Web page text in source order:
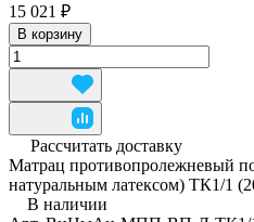
15 021 ₽
В корзину
Рассчитать доставку
Матрац противопролежневый
натуральным латексом) ТК1/1
В наличии